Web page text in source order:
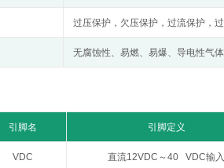
过压保护，欠压保护，过流保护，
无腐蚀性、易燃、易爆、导电性气体
引脚名 引脚定义
VDC 直流12VDC～40 VDC输入